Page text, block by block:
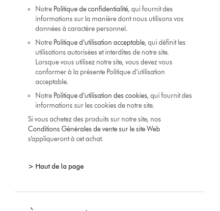
Notre Politique de confidentialité, qui fournit des
informations sur la manière dont nous utilisons vos
données à caractère personnel.
Notre Politique d’utilisation acceptable, qui définit les
utilisations autorisées et interdites de notre site.
Lorsque vous utilisez notre site, vous devez vous
conformer à la présente Politique d’utilisation
acceptable.
Notre Politique d’utilisation des cookies, qui fournit des
informations sur les cookies de notre site.
Si vous achetez des produits sur notre site, nos
Conditions Générales de vente sur le site Web
s’appliqueront à cet achat.
> Haut de la page